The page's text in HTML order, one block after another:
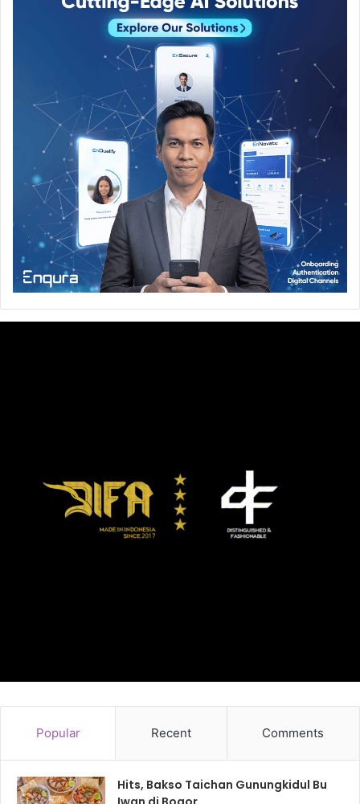
Popular Recent Comments
Hits, Bakso Taichan Gunungkidul Bu